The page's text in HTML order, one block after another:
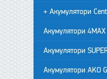
+ Акумулятори
Акумулятори
Акумулятори
Акумулятори AKO